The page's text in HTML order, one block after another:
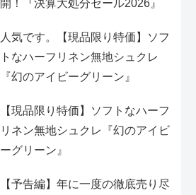
開！『決算大処分セール2026』
人気です。【現品限り特価】ソフ
トなハーフリネン無地シュクレ
『幻のアイビーグリーン』
【現品限り特価】ソフトなハーフ
リネン無地シュクレ『幻のアイビ
ーグリーン』
【予告編】年に一度の徹底売り尽